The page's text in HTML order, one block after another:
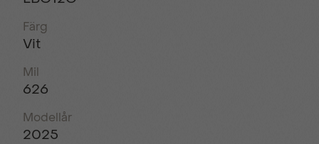
Färg
Vit
Mil
626
Modellår
2025